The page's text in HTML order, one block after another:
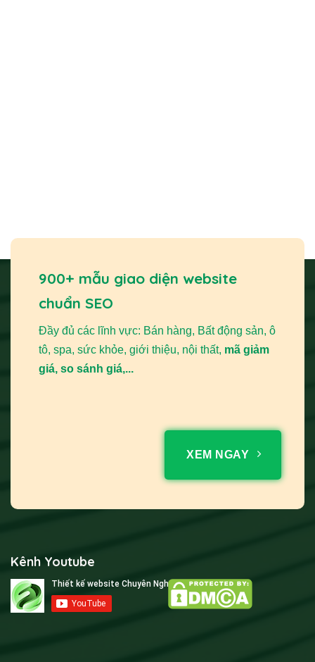
900+ mẫu giao diện website
chuẩn SEO
Đầy đủ các lĩnh vực: Bán hàng, Bất động sản, ô
tô, spa, sức khỏe, giới thiệu, nội thất, mã giảm
giá, so sánh giá,...
XEM NGAY
Kênh Youtube